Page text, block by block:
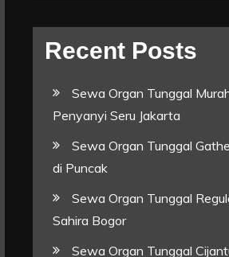
Recent Posts
Sewa Organ Tunggal
Penyanyi Seru Jakarta
Sewa Organ Tunggal
di Puncak
Sewa Organ Tunggal
Sahira Bogor
Sewa Organ Tunggal